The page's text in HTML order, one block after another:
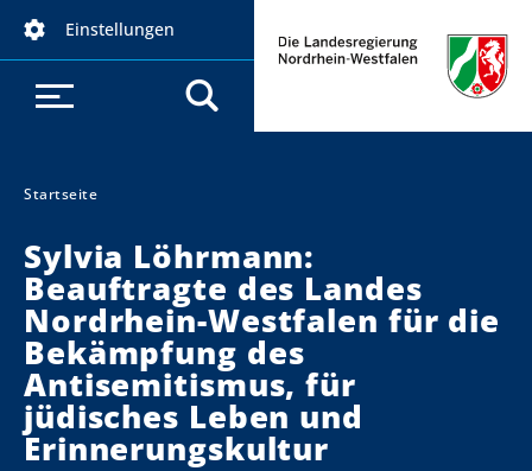
Einstellungen
Sie sind hier:
Startseite
Sylvia Löhrmann:
Beauftragte des Landes
Nordrhein-Westfalen für die
Bekämpfung des
Antisemitismus, für
jüdisches Leben und
Erinnerungskultur